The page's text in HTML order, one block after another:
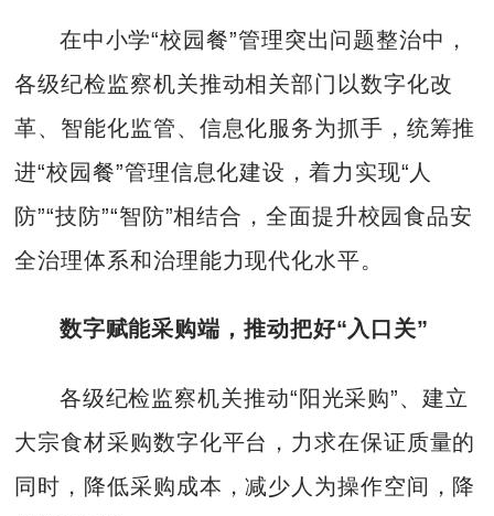
在中小学“校园餐”管理突出问题整治中，
各级纪检监察机关推动相关部门以数字化改
革、智能化监管、信息化服务为抓手，统筹推
进“校园餐”管理信息化建设，着力实现“人
防”“技防”“智防”相结合，全面提升校园食品安
全治理体系和治理能力现代化水平。
数字赋能采购端，推动把好“入口关”
各级纪检监察机关推动“阳光采购”、建立
大宗食材采购数字化平台，力求在保证质量的
同时，降低采购成本，减少人为操作空间，降